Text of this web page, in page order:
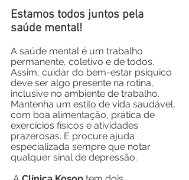
Estamos todos juntos pela
saúde mental!
A saúde mental é um trabalho
permanente, coletivo e de todos.
Assim, cuidar do bem-estar psíquico
deve ser algo presente na rotina,
inclusive no ambiente de trabalho.
Mantenha um estilo de vida saudável,
com boa alimentação, prática de
exercícios físicos e atividades
prazerosas. E procure ajuda
especializada sempre que notar
qualquer sinal de depressão.